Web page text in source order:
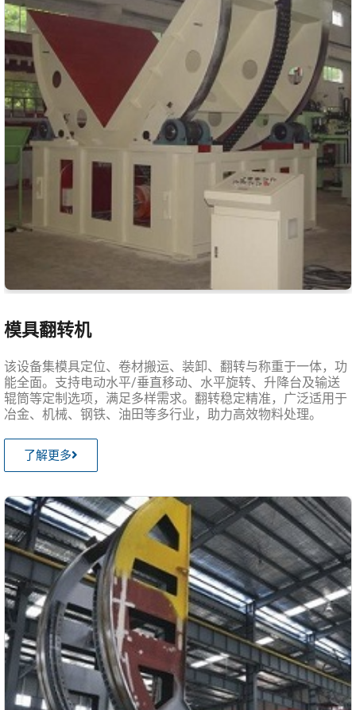
模具翻转机
该设备集模具定位、卷材搬运、装卸、翻转与称重于一体，功
能全面。支持电动水平/垂直移动、水平旋转、升降台及输送
辊筒等定制选项，满足多样需求。翻转稳定精准，广泛适用于
冶金、机械、钢铁、油田等多行业，助力高效物料处理。
了解更多